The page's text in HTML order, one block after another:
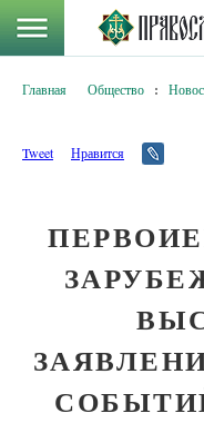
Главная Общество :
Tweet Нравится